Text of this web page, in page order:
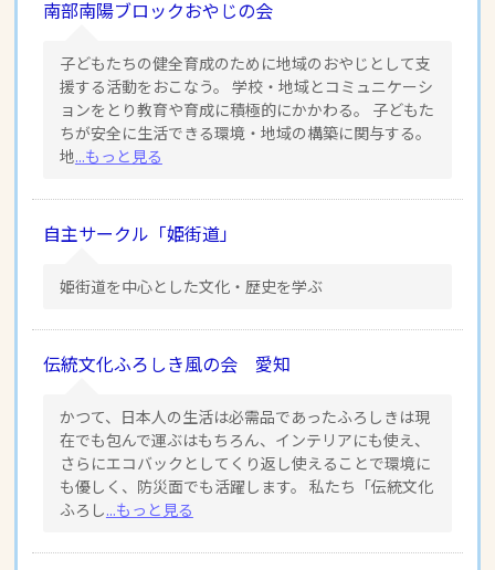
南部南陽ブロックおやじの会
子どもたちの健全育成のために地域のおやじとして支
援する活動をおこなう。 学校・地域とコミュニケーシ
ョンをとり教育や育成に積極的にかかわる。 子どもた
ちが安全に生活できる環境・地域の構築に関与する。
地...もっと見る
自主サークル「姫街道」
姫街道を中心とした文化・歴史を学ぶ
伝統文化ふろしき風の会 愛知
かつて、日本人の生活は必需品であったふろしきは現
在でも包んで運ぶはもちろん、インテリアにも使え、
さらにエコバックとしてくり返し使えることで環境に
も優しく、防災面でも活躍します。 私たち「伝統文化
ふろし...もっと見る